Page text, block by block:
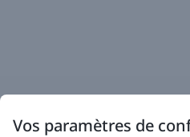
Vos paramètres de